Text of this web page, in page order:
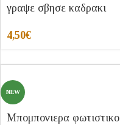
γραψε σβησε καδρακι
4,50€
NEW
Μπομπονιερα φωτιστικο